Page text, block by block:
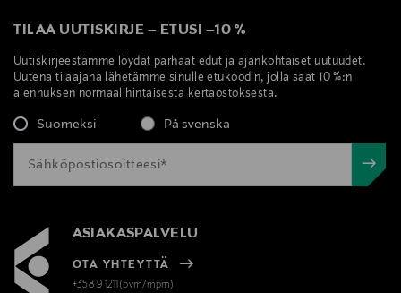
TILAA UUTISKIRJE – ETUSI –10 %
Uutiskirjeestämme löydät parhaat edut ja ajankohtaiset uutuudet.
Uutena tilaajana lähetämme sinulle etukoodin, jolla saat 10 %:n
alennuksen normaalihintaisesta kertaostoksesta.
Suomeksi På svenska
ASIAKASPALVELU
OTA YHTEYTTÄ
+358 9 1211(pvm/mpm)